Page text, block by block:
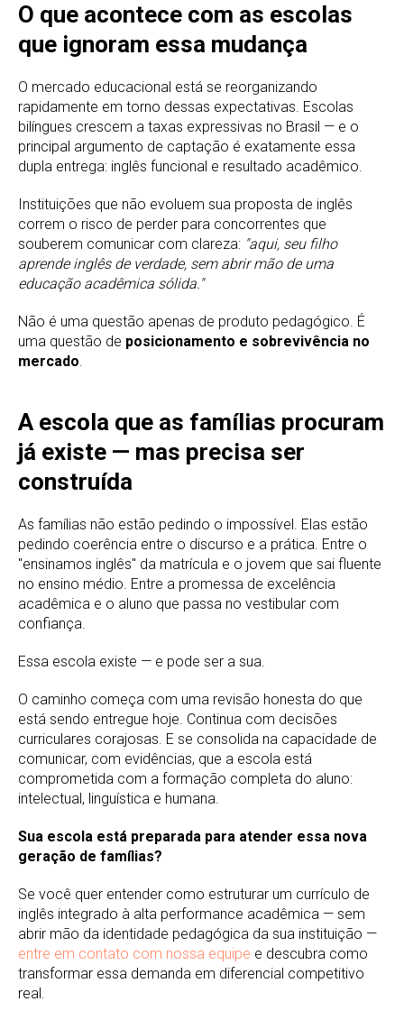
O que acontece com as escolas
que ignoram essa mudança
O mercado educacional está se reorganizando
rapidamente em torno dessas expectativas. Escolas
bilíngues crescem a taxas expressivas no Brasil — e o
principal argumento de captação é exatamente essa
dupla entrega: inglês funcional e resultado acadêmico.
Instituições que não evoluem sua proposta de inglês
correm o risco de perder para concorrentes que
souberem comunicar com clareza: "aqui, seu filho
aprende inglês de verdade, sem abrir mão de uma
educação acadêmica sólida."
Não é uma questão apenas de produto pedagógico. É
uma questão de posicionamento e sobrevivência no
mercado.
A escola que as famílias procuram
já existe — mas precisa ser
construída
As famílias não estão pedindo o impossível. Elas estão
pedindo coerência entre o discurso e a prática. Entre o
"ensinamos inglês" da matrícula e o jovem que sai fluente
no ensino médio. Entre a promessa de excelência
acadêmica e o aluno que passa no vestibular com
confiança.
Essa escola existe — e pode ser a sua.
O caminho começa com uma revisão honesta do que
está sendo entregue hoje. Continua com decisões
curriculares corajosas. E se consolida na capacidade de
comunicar, com evidências, que a escola está
comprometida com a formação completa do aluno:
intelectual, linguística e humana.
Sua escola está preparada para atender essa nova
geração de famílias?
Se você quer entender como estruturar um currículo de
inglês integrado à alta performance acadêmica — sem
abrir mão da identidade pedagógica da sua instituição —
entre em contato com nossa equipe e descubra como
transformar essa demanda em diferencial competitivo
real.